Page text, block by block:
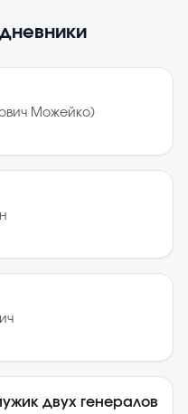
Можейко)
двух генералов